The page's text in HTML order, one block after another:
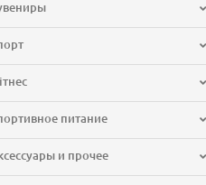
питание
и прочее